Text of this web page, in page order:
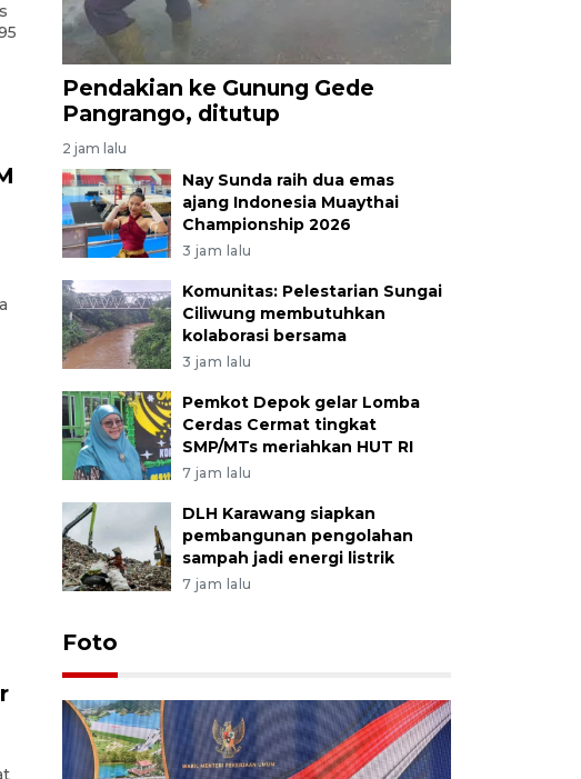
Pendakian ke Gunung Gede
Pangrango, ditutup
2 jam lalu
Nay Sunda raih dua emas
ajang Indonesia Muaythai
Championship 2026
3 jam lalu
Komunitas: Pelestarian Sungai
Ciliwung membutuhkan
kolaborasi bersama
3 jam lalu
Pemkot Depok gelar Lomba
Cerdas Cermat tingkat
SMP/MTs meriahkan HUT RI
7 jam lalu
DLH Karawang siapkan
pembangunan pengolahan
sampah jadi energi listrik
7 jam lalu
Foto